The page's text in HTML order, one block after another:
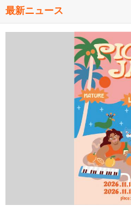
最新ニュース